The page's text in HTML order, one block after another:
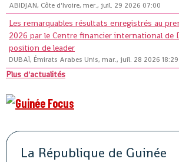
ABIDJAN, Côte d'Ivoire, mer., juil. 29 2026 07:00
Les remarquables résultats enregistrés au
2026 par le Centre financier international de
position de leader
DUBAÏ, Émirats Arabes Unis, mar., juil. 28 2026 18:29
Plus d'actualités
La République de Guinée